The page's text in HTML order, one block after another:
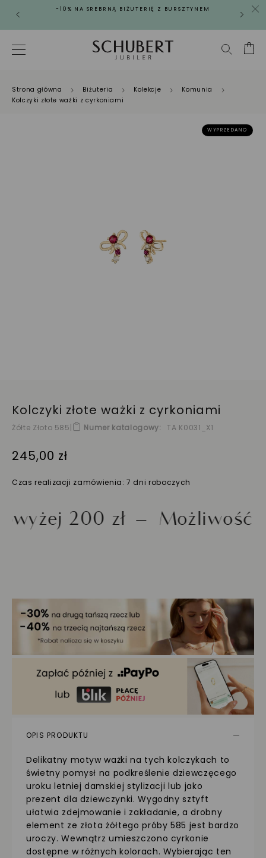
-10% NA SREBRNĄ BIŻUTERIĘ Z BURSZTYNEM
Strona główna Biżuteria Kolekcje
Komunia
Kolczyki złote ważki z cyrkoniami
WYPRZEDANO
Kolczyki złote ważki z cyrkoniami
Żółte Złoto 585| Numer katalogowy TA K0031_X1
245,00 zł
Czas realizacji zamówienia: 7 dni roboczych
200 zł Możliwość
OPIS PRODUKTU
Delikatny motyw ważki na tych kolczykach to
świetny pomysł na podkreślenie dziewczęcego
uroku letniej damskiej stylizacji lub jako
prezent dla dziewczynki. Wygodny sztyft
ułatwia zdejmowanie i zakładanie, a drobny
element ze złota żółtego próby 585 jest bardzo
uroczy. Wewnątrz umieszczono cyrkonie
dostępne w różnych kolorach. Wybierając ten